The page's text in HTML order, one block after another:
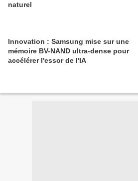
naturel
Innovation : Samsung mise sur une
mémoire BV-NAND ultra-dense pour
accélérer l'essor de l'IA